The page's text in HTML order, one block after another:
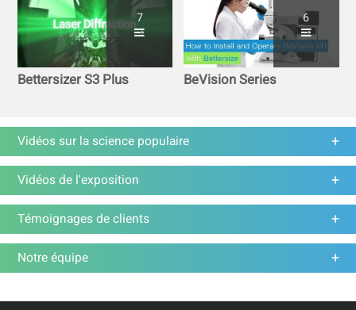
7
Bettersizer S3 Plus
6
BeVision Series
Vidéos sur la science populaire
Vidéos de l'exposition
Témoignages de clients
Notre équipe